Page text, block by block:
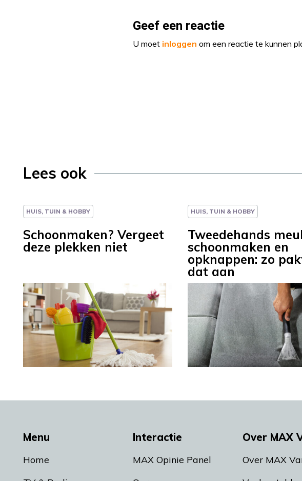
Geef een reactie
U moet inloggen om een reactie te kunnen
Lees ook
HUIS, TUIN & HOBBY
Schoonmaken? Vergeet
deze plekken niet
HUIS, TUIN & HOBBY
Tweedehands
schoonmaken en
opknappen: zo
dat aan
Menu
Home
Interactie
MAX Opinie Panel
Over MAX
Over MAX